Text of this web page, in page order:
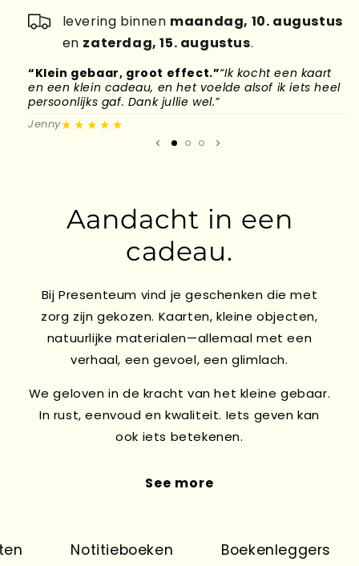
levering binnen maandag, 10. augustus
en zaterdag, 15. augustus.
“Klein gebaar, groot effect.”“Ik kocht een kaart
en een klein cadeau, en het voelde alsof ik iets heel
persoonlijks gaf. Dank jullie wel.”
Jenny★★★★★
Aandacht in een
cadeau.
Bij Presenteum vind je geschenken die met
zorg zijn gekozen. Kaarten, kleine objecten,
natuurlijke materialen—allemaal met een
verhaal, een gevoel, een glimlach.
We geloven in de kracht van het kleine gebaar.
In rust, eenvoud en kwaliteit. Iets geven kan
ook iets betekenen.
See more
Notitieboeken Boekenleggers